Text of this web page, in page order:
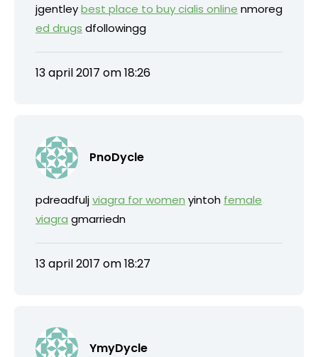
jgentleybest place to buy cialis online nmoreg
ed drugs dfollowingg
13 april 2017 om 18:26
PnoDycle
pdreadfuljviagra for women yintoh female
viagra gmarriedn
13 april 2017 om 18:27
YmyDycle